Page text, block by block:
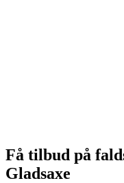
Få tilbud på
Gladsaxe